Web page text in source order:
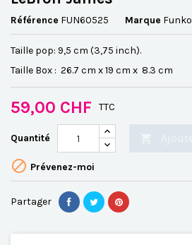
Référence FUN60525 Marque Funko
Taille pop: 9,5 cm (3,75 inch).
Taille Box : 26.7 cm x19 cm x 8.3 cm
59,00 CHF TTC
Quantité
 Prévenez-moi
Partager